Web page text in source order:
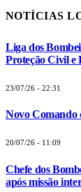
NOTÍCIAS
Liga dos
Proteção Civil e
23/07/26 - 22:31
Novo Comando
20/07/26 - 11:09
Chefe dos
após missão